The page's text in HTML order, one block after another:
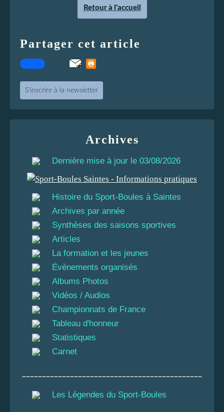
Retour à l'accueil
Partager cet article
S'inscrire à la newsletter
Archives
Dernière mise à jour le 03/08/2026
Histoire du Sport-Boules à Saintes
Archives par année
Synthèses des saisons sportives
Articles
La formation et les jeunes
Évènements organisés
Albums Photos
Vidéos / Audios
Championnats de France
Tableau d'honneur
Statistiques
Carnet
Les Légendes du Sport-Boules